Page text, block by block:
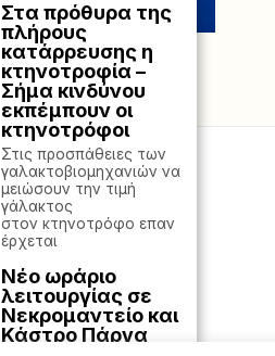
Στα πρόθυρα της
πλήρους
κατάρρευσης η
κτηνοτροφία –
Σήμα κινδύνου
εκπέμπουν οι
κτηνοτρόφοι
Στις προσπάθειες των
γαλακτοβιομηχανιών να
μειώσουν την τιμή
γάλακτος
στον κτηνοτρόφο επαν
έρχεται
Νέο ωράριο
λειτουργίας σε
Νεκρομαντείο και
Κάστρο Πάργα